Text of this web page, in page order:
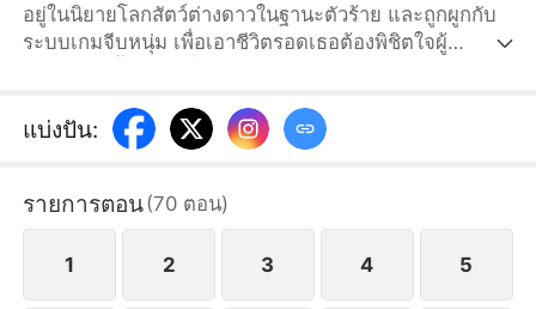
อยู่ในนิยายโลกสัตว์ต่างดาวในฐานะตัวร้าย และถูกผูกกับ
ระบบเกมจีบหนุ่ม เพื่อเอาชีวิตรอดเธอต้องพิชิตใจผู้
เธอ จนวันหนึ่งพวกเขามาขวางเธอไว้และถามว่า “จีบเสร็จ
แล้วจะหนีพวกเราไปไหม?”
แบ่งปัน:
รายการตอน(70 ตอน)
1 2 3 4 5